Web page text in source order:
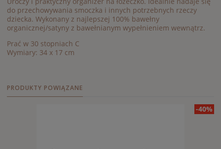
do przechowywania smoczka i innych potrzebnych rzeczy
dziecka. Wykonany z najlepszej 100% bawełny
organicznej/satyny z bawełnianym wypełnieniem wewnątrz.
Prać w 30 stopniach C
Wymiary: 34 x 17 cm
PRODUKTY POWIĄZANE
-40%